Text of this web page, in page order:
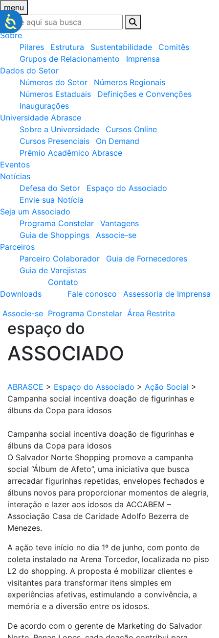
menu
Sobre
Pilares
Estrutura Sustentabilidade
Comitês
Grupos de Relacionamento
Imprensa
Dados do Setor
Números do Setor
Números Regionais
Números Estaduais
Definições e Convenções
Inaugurações
Universidade Abrasce
Sobre a Universidade
Cursos Online
Cursos Presenciais
On Demand
Prêmio Acadêmico Abrasce
Eventos
Notícias
Defesa do Setor
Espaço do Associado
Envie sua Notícia
Seja um Associado
Programa Constelar
Vantagens
Guia de Shoppings
Associe-se
Parceiros
Parceiro Colaborador
Guia de Fornecedores
Guia de Varejistas
Downloads
Contato
Fale conosco
Assessoria de Imprensa
Associe-se Programa Constelar Área Restrita
espaço do
ASSOCIADO
ABRASCE > Espaço do Associado > Ação Social >
Campanha social incentiva doação de figurinhas e
álbuns da Copa para idosos
Campanha social incentiva doação de figurinhas e
álbuns da Copa para idosos
O Salvador Norte Shopping promove a campanha
social “Álbum de Afeto”, uma iniciativa que busca
arrecadar figurinhas repetidas, envelopes fechados e
álbuns novos para proporcionar momentos de alegria,
interação e lazer aos idosos da ACCABEM –
Associação Casa de Caridade Adolfo Bezerra de
Menezes.
A ação teve início no dia 1º de junho, com ponto de
coleta instalado na Arena Torcedor, localizada no piso
L2 do shopping. A proposta é mobilizar clientes e
visitantes para transformar itens simples em
experiências afetivas, estimulando a convivência, a
memória e a diversão entre os idosos.
De acordo com o gerente de Marketing do Salvador